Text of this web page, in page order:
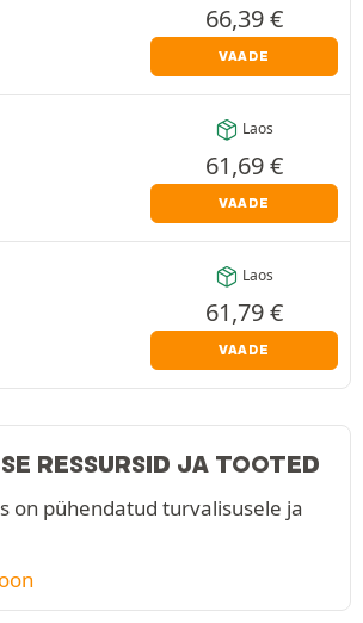
66,39€
VAADE
Laos
61,69€
VAADE
Laos
61,79€
VAADE
RESSURSID JA TOOTED
on pühendatud turvalisusele ja